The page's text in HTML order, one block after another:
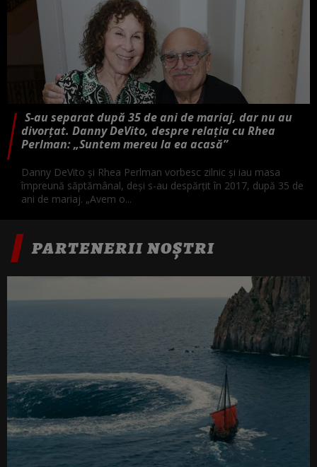
S-au separat după 35 de ani de mariaj, dar nu au
divorțat. Danny DeVito, despre relația cu Rhea
Perlman: „Suntem mereu la ea acasă”
Danny DeVito și Rhea Perlman vorbesc zilnic și iau masa
împreună săptămânal, deși s-au despărțit în 2017, după 35 de
ani de mariaj. „Avem o...
PARTENERII NOȘTRI